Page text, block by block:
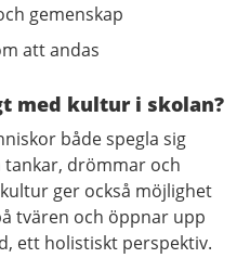
gemenskap
att andas
med kultur i skolan?
både spegla sig
tankar, drömmar och
ger också möjlighet
tvären och öppnar upp
ett holistiskt perspektiv.